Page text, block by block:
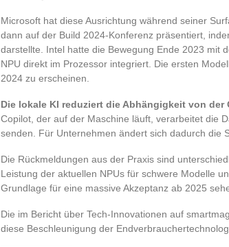
Microsoft hat diese Ausrichtung während seiner
dann auf der Build 2024-Konferenz präsentiert,
darstellte. Intel hatte die Bewegung Ende 2023 mit
NPU direkt im Prozessor integriert. Die ersten
2024 zu erscheinen.
Die lokale KI reduziert die Abhängigkeit von
Copilot, der auf der Maschine läuft, verarbeitet die
senden. Für Unternehmen ändert sich dadurch die
Die Rückmeldungen aus der Praxis sind
Leistung der aktuellen NPUs für schwere Modelle
Grundlage für eine massive Akzeptanz ab 2025
Die im Bericht über Tech-Innovationen auf
diese Beschleunigung der